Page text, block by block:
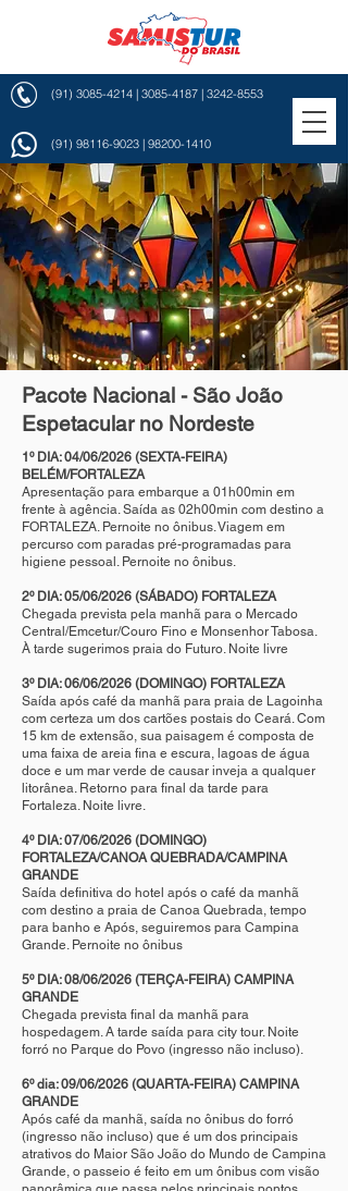
(91) 3085-4214 | 3085-4187 | 3242-8553
(91) 98116-9023 | 98200-1410
Pacote Nacional - São João
Espetacular no Nordeste
1º DIA: 04/06/2026 (SEXTA-FEIRA)
BELÉM/FORTALEZA
Apresentação para embarque a 01h00min em
frente à agência. Saída as 02h00min com destino a
FORTALEZA. Pernoite no ônibus. Viagem em
percurso com paradas pré-programadas para
higiene pessoal. Pernoite no ônibus.
2º DIA: 05/06/2026 (SÁBADO) FORTALEZA
Chegada prevista pela manhã para o Mercado
Central/Emcetur/Couro Fino e Monsenhor Tabosa.
À tarde sugerimos praia do Futuro. Noite livre
3º DIA: 06/06/2026 (DOMINGO) FORTALEZA
Saída após café da manhã para praia de Lagoinha
com certeza um dos cartões postais do Ceará. Com
15 km de extensão, sua paisagem é composta de
uma faixa de areia fina e escura, lagoas de água
doce e um mar verde de causar inveja a qualquer
litorânea. Retorno para final da tarde para
Fortaleza. Noite livre.
4º DIA: 07/06/2026 (DOMINGO)
FORTALEZA/CANOA QUEBRADA/CAMPINA
GRANDE
Saída definitiva do hotel após o café da manhã
com destino a praia de Canoa Quebrada, tempo
para banho e Após, seguiremos para Campina
Grande. Pernoite no ônibus
5º DIA: 08/06/2026 (TERÇA-FEIRA) CAMPINA
GRANDE
Chegada prevista final da manhã para
hospedagem. A tarde saída para city tour. Noite
forró no Parque do Povo (ingresso não incluso).
6º dia: 09/06/2026 (QUARTA-FEIRA) CAMPINA
GRANDE
Após café da manhã, saída no ônibus do forró
(ingresso não incluso) que é um dos principais
atrativos do Maior São João do Mundo de Campina
Grande, o passeio é feito em um ônibus com visão